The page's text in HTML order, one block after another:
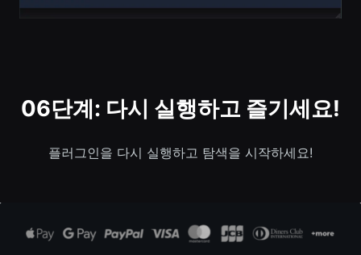
06단계: 다시 실행하고 즐기세요!
플러그인을 다시 실행하고 탐색을 시작하세요!